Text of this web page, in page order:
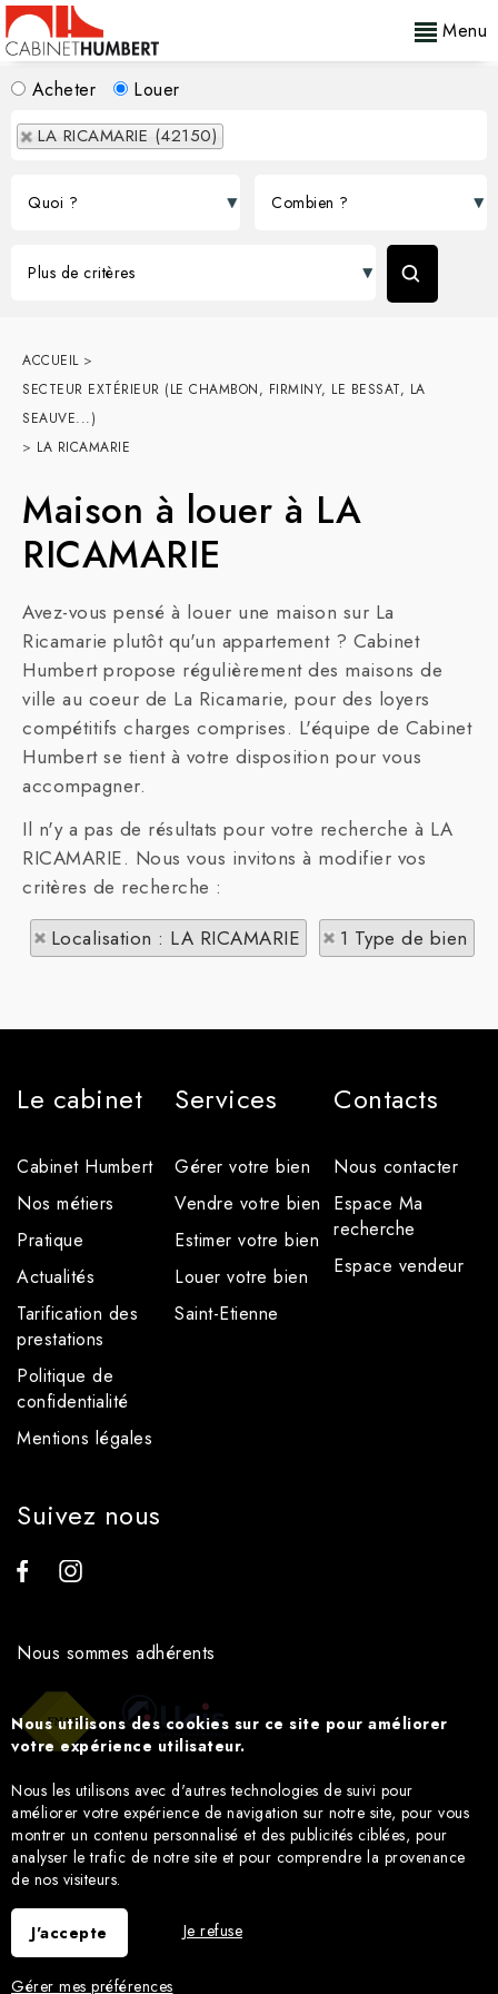
Menu
Acheter Louer
LA RICAMARIE (42150)
ACCUEIL>
SECTEUR EXTÉRIEUR (LE CHAMBON, FIRMINY, LE BESSAT, LA
SEAUVE...)
> LA RICAMARIE
Maison à louer à LA
RICAMARIE
Avez-vous pensé à louer une maison sur La
Ricamarie plutôt qu'un appartement ? Cabinet
Humbert propose régulièrement des maisons de
ville au coeur de La Ricamarie, pour des loyers
compétitifs charges comprises. L'équipe de Cabinet
Humbert se tient à votre disposition pour vous
accompagner.
Il n'y a pas de résultats pour votre recherche à LA
RICAMARIE. Nous vous invitons à modifier vos
critères de recherche :
Localisation : LA RICAMARIE
1 Type de bien
Le cabinet
Cabinet Humbert
Nos métiers
Pratique
Actualités
Tarification des
prestations
Politique de
confidentialité
Mentions légales
Services
Gérer votre bien
Vendre votre bien
Estimer votre bien
Louer votre bien
Saint-Etienne
Contacts
Nous contacter
Espace Ma
recherche
Espace vendeur
Suivez nous
Nous sommes adhérents
Nous utilisons des cookies sur ce site pour améliorer
votre expérience utilisateur.
Nous les utilisons avec d'autres technologies de suivi pour
améliorer votre expérience de navigation sur notre site, pour vous
montrer un contenu personnalisé et des publicités ciblées, pour
analyser le trafic de notre site et pour comprendre la provenance
de nos visiteurs.
J'accepte Je refuse
Gérer mes préférences